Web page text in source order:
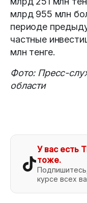
млрд 955 млн
периоде
частные
млн тенге.
Фото: Пресс-
области
У вас есть
тоже.
курсе всех